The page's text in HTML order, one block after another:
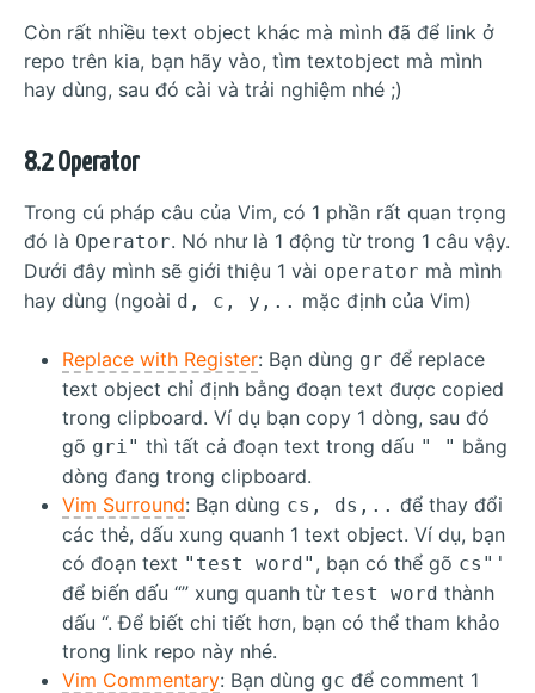
Còn rất nhiều text object khác mà mình đã để link ở
repo trên kia, bạn hãy vào, tìm textobject mà mình
hay dùng, sau đó cài và trải nghiệm nhé ;)
8.2 Operator
Trong cú pháp câu của Vim, có 1 phần rất quan trọng
đó là Operator. Nó như là 1 động từ trong 1 câu vậy.
Dưới đây mình sẽ giới thiệu 1 vài operator mà mình
hay dùng (ngoài d, c, y,.. mặc định của Vim)
Replace with Register: Bạn dùng gr để replace
text object chỉ định bằng đoạn text được copied
trong clipboard. Ví dụ bạn copy 1 dòng, sau đó
gõ gri" thì tất cả đoạn text trong dấu " " bằng
dòng đang trong clipboard.
Vim Surround: Bạn dùng cs, ds,.. để thay đổi
các thẻ, dấu xung quanh 1 text object. Ví dụ, bạn
có đoạn text "test word" , bạn có thể gõ cs"'
để biến dấu “” xung quanh từ test word thành
dấu “. Để biết chi tiết hơn, bạn có thể tham khảo
trong link repo này nhé.
Vim Commentary: Bạn dùng gc để comment 1